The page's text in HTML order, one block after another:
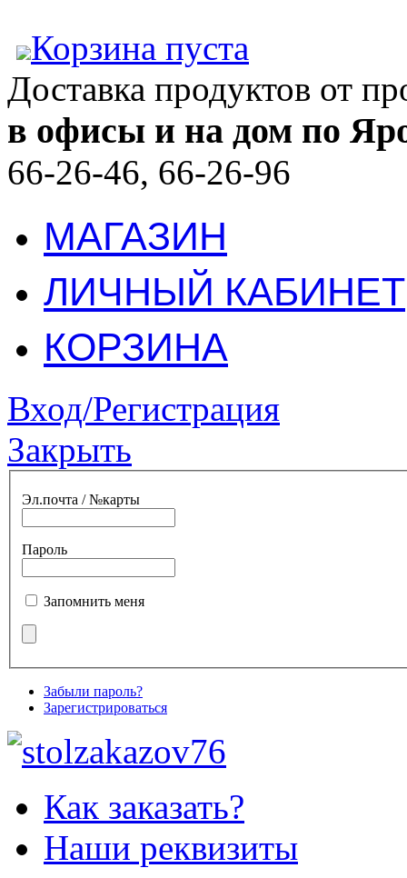
Корзина пуста
Доставка продуктов от
в офисы и на дом по
66-26-46, 66-26-96
МАГАЗИН
ЛИЧНЫЙ КАБИНЕТ
КОРЗИНА
Вход/Регистрация
Закрыть
Эл.почта / №карты
Пароль
Запомнить меня
Забыли пароль?
Зарегистрироваться
Как заказать?
Наши реквизиты